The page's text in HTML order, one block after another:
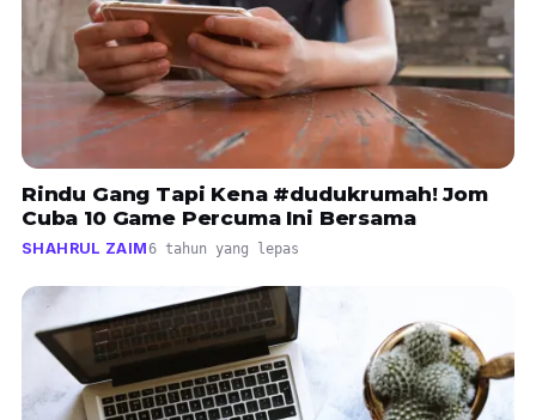
Rindu Gang Tapi Kena #dudukrumah! Jom
Cuba 10 Game Percuma Ini Bersama
SHAHRUL ZAIM6 tahun yang lepas